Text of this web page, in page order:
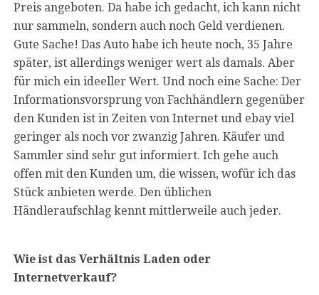
Preis angeboten. Da habe ich gedacht, ich kann nicht
nur sammeln, sondern auch noch Geld verdienen.
Gute Sache! Das Auto habe ich heute noch, 35 Jahre
später, ist allerdings weniger wert als damals. Aber
für mich ein ideeller Wert. Und noch eine Sache: Der
Informationsvorsprung von Fachhändlern gegenüber
den Kunden ist in Zeiten von Internet und ebay viel
geringer als noch vor zwanzig Jahren. Käufer und
Sammler sind sehr gut informiert. Ich gehe auch
offen mit den Kunden um, die wissen, wofür ich das
Stück anbieten werde. Den üblichen
Händleraufschlag kennt mittlerweile auch jeder.
Wie ist das Verhältnis Laden oder
Internetverkauf?